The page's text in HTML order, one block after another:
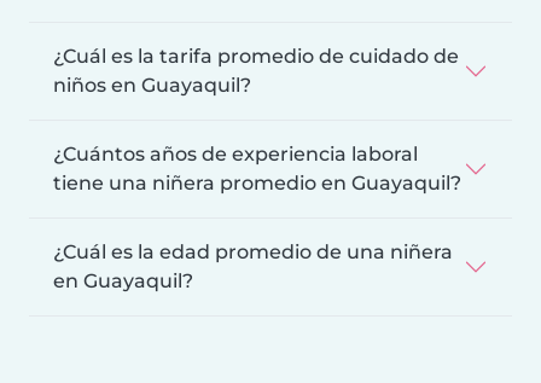
¿Cuál es la tarifa promedio de cuidado de
niños en Guayaquil?
¿Cuántos años de experiencia laboral
tiene una niñera promedio en Guayaquil?
¿Cuál es la edad promedio de una niñera
en Guayaquil?